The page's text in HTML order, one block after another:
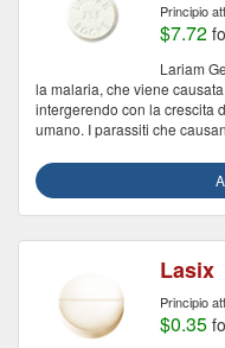
Principio
$7.72
Lariam
la malaria, che viene
intergerendo con la crescita
umano. I parassiti che
Lasix
Principio
$0.35